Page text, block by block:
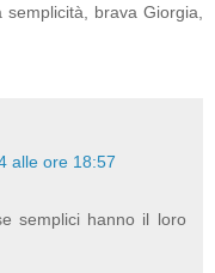
brava Giorgia,
alle ore 18:57
semplici hanno il loro